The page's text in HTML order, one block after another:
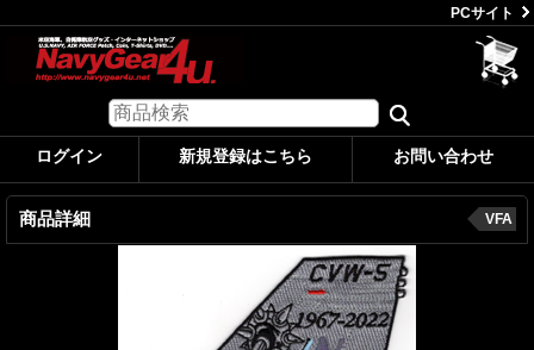
PCサイト
ログイン 新規登録はこちら お問い合わせ
商品詳細 VFA